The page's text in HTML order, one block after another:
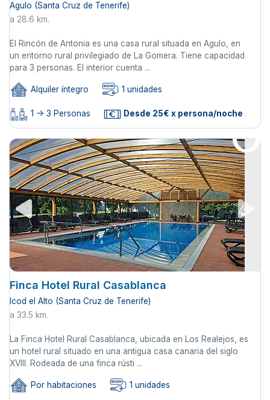
Agulo (Santa Cruz de Tenerife)
a 28.6 km.
El Rincón de Antonia es una casa rural situada en Agulo, en
un entorno rural privilegiado de La Gomera. Tiene capacidad
para 3 personas. El interior cuenta ...
Alquiler íntegro 1 unidades
1 -> 3 Personas Desde 25€ x persona/noche
Finca Hotel Rural Casablanca
Icod el Alto (Santa Cruz de Tenerife)
a 33.5 km.
La Finca Hotel Rural Casablanca, ubicada en Los Realejos, es
un hotel rural situado en una antigua casa canaria del siglo
XVIII. Rodeada de una finca rústi ...
Por habitaciones 1 unidades